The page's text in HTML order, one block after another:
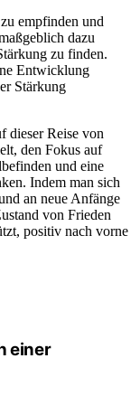
empfinden und
dazu
zu finden.
Entwicklung
Stärkung
dieser Reise von
den Fokus auf
und eine
Indem man sich
an neue Anfänge
von Frieden
positiv nach vorne
einer